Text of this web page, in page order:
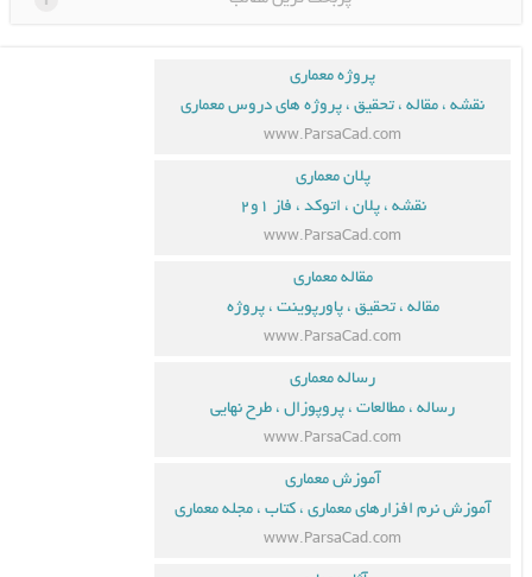
پروژه معماری
نقشه ، مقاله ، تحقیق ، پروژه های دروس معماری
www.ParsaCad.com
پلان معماری
نقشه ، پلان ، اتوکد ، فاز ۱و۲
www.ParsaCad.com
مقاله معماری
مقاله ، تحقیق ، پاورپوینت ، پروژه
www.ParsaCad.com
رساله معماری
رساله ، مطالعات ، پروپوزال ، طرح نهایی
www.ParsaCad.com
آموزش معماری
آموزش نرم افزارهای معماری ، کتاب ، مجله معماری
www.ParsaCad.com